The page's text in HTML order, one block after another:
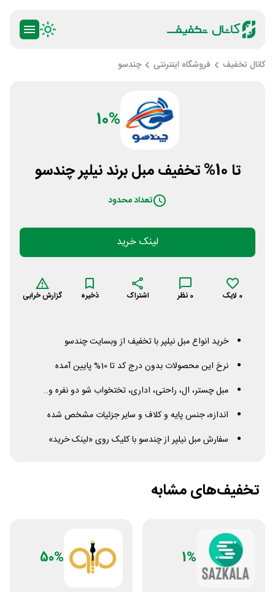
کانال تخفیف فروشگاه اینترنتی چندسو
10%
تا 10% تخفیف مبل برند نیلپر چندسو
تعداد محدود
لینک خرید
0 لایک 0 نظر اشتراک ذخیره گزارش خرابی
خرید انواع مبل نیلپر با تخفیف از وبسایت چندسو
نرخ این محصولات بدون درج کد تا 10% پایین آمده
مبل چستر، ال، راحتی، اداری، تختخواب شو دو نفره و..
اندازه، جنس پایه و کلاف و سایر جزئیات مشخص شده
سفارش مبل نیلپر از چندسو با کلیک روی «لینک خرید»
تخفیف‌های مشابه
1%
50%